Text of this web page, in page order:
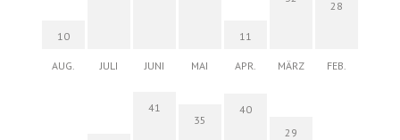
10
AUG. JULI JUNI MAI
11
APR. MÄRZ
28
FEB.
41
35
40
29